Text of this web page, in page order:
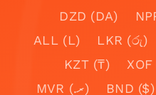
DZD (DA)
ALL (L)
LKR (රු)
KZT (₸)
XOF
MVR (.ރ)
BND ($)